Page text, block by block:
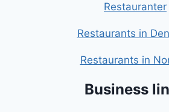
Restauranter
Restaurants in
Restaurants in
Business